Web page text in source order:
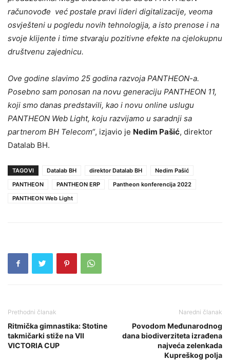
računovođe već postale pravi lideri digitalizacije, veoma
osvješteni u pogledu novih tehnologija, a isto prenose i na
svoje klijente i time stvaraju pozitivne efekte na cjelokupnu
društvenu zajednicu.
Ove godine slavimo 25 godina razvoja PANTHEON-a.
Posebno sam ponosan na novu generaciju PANTHEON 11,
koji smo danas predstavili, kao i novu online uslugu
PANTHEON Web Light, koju razvijamo u saradnji sa
partnerom BH Telecom“, izjavio je Nedim Pašić, direktor
Datalab BH.
TAGOVI Datalab BH direktor Datalab BH
Nedim Pašić
PANTHEON
PANTHEON ERP
Pantheon konferencija 2022
PANTHEON Web Light
Prethodni članak
Ritmička gimnastika: Stotine
takmičarki stiže na VII
VICTORIA CUP
Naredni članak
Povodom Međunarodnog
dana biodiverziteta izrađena
najveća zelenkada
Kupreškog polja